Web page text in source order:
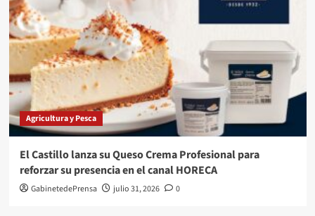
Agricultura y Pesca
El Castillo lanza su Queso Crema Profesional para
reforzar su presencia en el canal HORECA
GabinetedePrensa julio 31, 2026 0